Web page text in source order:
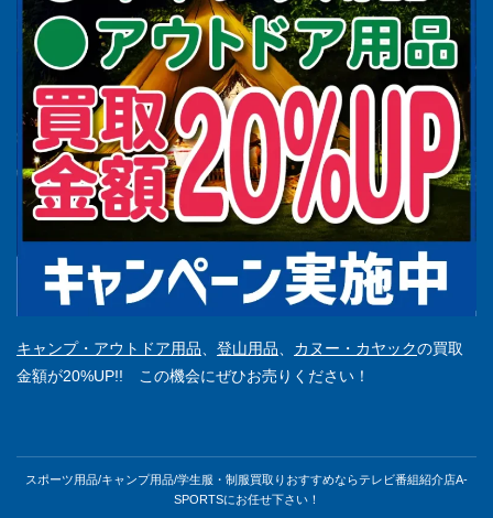
キャンプ・アウトドア用品 登山用品 カヌー・カヤックの買取
金額が20%UP!! この機会にぜひお売りください！
スポーツ用品/キャンプ用品/学生服・制服買取りおすすめならテレビ番組紹介店A-
SPORTSにお任せ下さい！